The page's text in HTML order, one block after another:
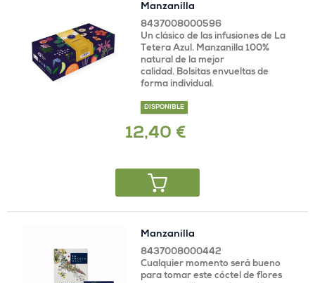
Manzanilla
8437008000596
Un clásico de las infusiones de La
Tetera Azul. Manzanilla 100%
natural de la mejor
calidad. Bolsitas envueltas de
forma individual.
DISPONIBLE
12,40 €
Manzanilla
8437008000442
Cualquier momento será bueno
para tomar este cóctel de flores